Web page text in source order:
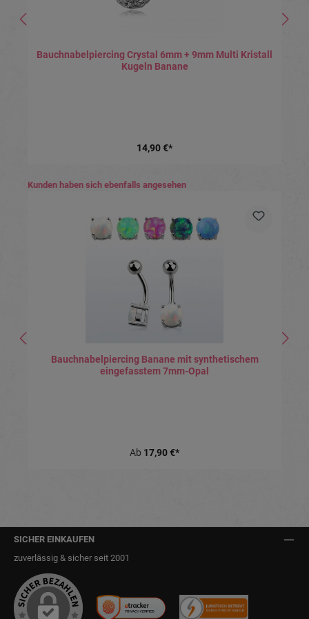
Bauchnabelpiercing Crystal 6mm + 9mm Multi Kristall
Kugeln Banane
14,90 €*
Produktgalerie überspringen
Kunden haben sich ebenfalls angesehen
Bauchnabelpiercing Banane mit synthetischem
eingefasstem 7mm-Opal
Ab 17,90 €*
SICHER EINKAUFEN
zuverlässig & sicher seit 2001